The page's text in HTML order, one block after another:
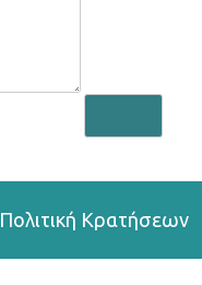
Πολιτική Κρατήσεων